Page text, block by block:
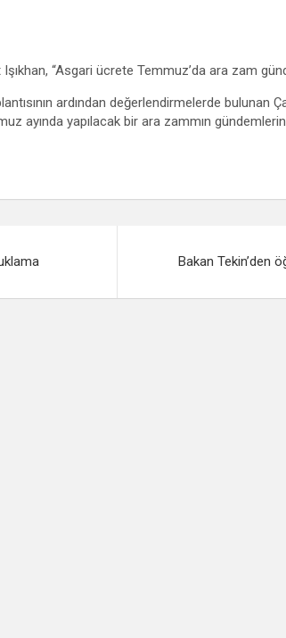
“Asgari ücrete Temmuz’da ara zam
ardından değerlendirmelerde bulunan
ayında yapılacak bir ara zammın
Bakan Tekin’den